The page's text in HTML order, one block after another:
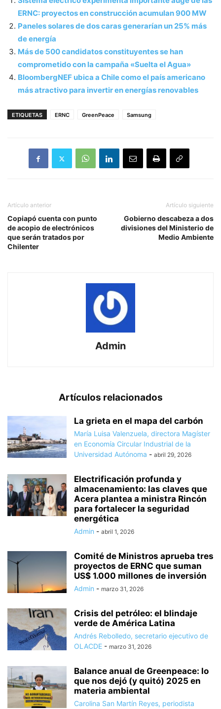
ERNC: proyectos en construcción acumulan 900 MW
Paneles solares de dos caras generarían un 25% más
de energía
Más de 500 candidatos constituyentes se han
comprometido con la campaña «Suelta el Agua»
BloombergNEF ubica a Chile como el país americano
más atractivo para invertir en energías renovables
ETIQUETAS ERNC GreenPeace Samsung
Artículo anterior
Copiapó cuenta con punto
de acopio de electrónicos
que serán tratados por
Chilenter
Artículo siguiente
Gobierno descabeza a dos
divisiones del Ministerio de
Medio Ambiente
Admin
Artículos relacionados
La grieta en el mapa del carbón
María Luisa Valenzuela, directora Magíster
en Economía Circular Industrial de la
Universidad Autónoma - abril 29, 2026
Electrificación profunda y
almacenamiento: las claves que
Acera plantea a ministra Rincón
para fortalecer la seguridad
energética
Admin - abril 1, 2026
Comité de Ministros aprueba tres
proyectos de ERNC que suman
US$ 1.000 millones de inversión
Admin - marzo 31, 2026
Crisis del petróleo: el blindaje
verde de América Latina
Andrés Rebolledo, secretario ejecutivo de
OLACDE - marzo 31, 2026
Balance anual de Greenpeace: lo
que nos dejó (y quitó) 2025 en
materia ambiental
Carolina San Martín Reyes, periodista